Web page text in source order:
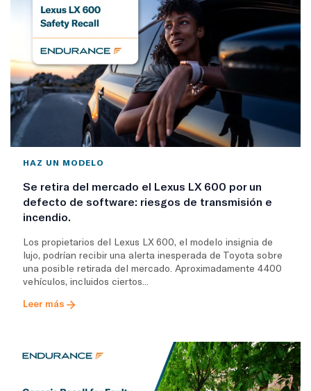
HAZ UN MODELO
Se retira del mercado el Lexus LX 600 por un
defecto de software: riesgos de transmisión e
incendio.
Los propietarios del Lexus LX 600, el modelo insignia de
lujo, podrían recibir una alerta inesperada de Toyota sobre
una posible retirada del mercado. Aproximadamente 4400
vehículos, incluidos ciertos...
Leer más